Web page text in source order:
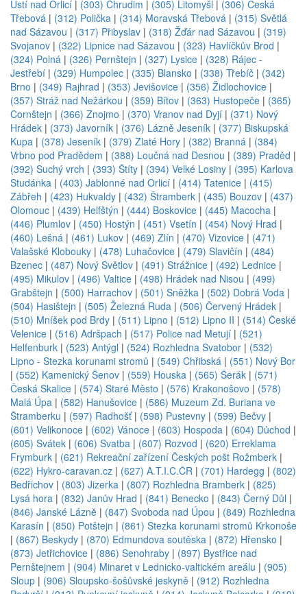
Ústí nad Orlicí | (303) Chrudim | (305) Litomyšl | (306) Česká
Třebová | (312) Polička | (314) Moravská Třebová | (315) Světlá
nad Sázavou | (317) Přibyslav | (318) Žďár nad Sázavou | (319)
Svojanov | (322) Lipnice nad Sázavou | (323) Havlíčkův Brod |
(324) Polná | (326) Pernštejn | (327) Lysice | (328) Rájec -
Jestřebí | (329) Humpolec | (335) Blansko | (338) Třebíč | (342)
Brno | (349) Rajhrad | (353) Jevišovice | (356) Židlochovice |
(357) Stráž nad Nežárkou | (359) Bítov | (363) Hustopeče | (365)
Cornštejn | (366) Znojmo | (370) Vranov nad Dyjí | (371) Nový
Hrádek | (373) Javorník | (376) Lázně Jeseník | (377) Biskupská
Kupa | (378) Jeseník | (379) Zlaté Hory | (382) Branná | (384)
Vrbno pod Pradědem | (388) Loučná nad Desnou | (389) Praděd |
(392) Suchý vrch | (393) Štíty | (394) Velké Losiny | (395) Karlova
Studánka | (403) Jablonné nad Orlicí | (414) Tatenice | (415)
Zábřeh | (423) Hukvaldy | (432) Štramberk | (435) Bouzov | (437)
Olomouc | (439) Helfštýn | (444) Boskovice | (445) Macocha |
(446) Plumlov | (450) Hostýn | (451) Vsetín | (454) Nový Hrad |
(460) Lešná | (461) Lukov | (469) Zlín | (470) Vizovice | (471)
Valašské Klobouky | (478) Luhačovice | (479) Slavičín | (484)
Bzenec | (487) Nový Světlov | (491) Strážnice | (492) Lednice |
(495) Mikulov | (496) Valtice | (498) Hrádek nad Nisou | (499)
Grabštejn | (500) Harrachov | (501) Sněžka | (502) Dobrá Voda |
(504) Hasištejn | (505) Železná Ruda | (506) Červený Hrádek |
(510) Mníšek pod Brdy | (511) Lipno | (512) Lipno II | (514) České
Velenice | (516) Adršpach | (517) Police nad Metují | (521)
Helfenburk | (523) Antýgl | (524) Rozhledna Svatobor | (532)
Lipno - Stezka korunami stromů | (549) Chřibská | (551) Nový Bor
| (552) Kamenický Šenov | (559) Houska | (565) Šerák | (571)
Česká Skalice | (574) Staré Město | (576) Krakonošovo | (578)
Malá Úpa | (582) Hanušovice | (586) Muzeum Zd. Buriana ve
Štramberku | (597) Radhošť| (598) Pustevny | (599) Bečvy |
(601) Velikonoce | (602) Vánoce | (603) Hospoda | (604) Důchod |
(605) Svátek | (606) Svatba | (607) Rozvod | (620) Erreklama
Frymburk | (621) Rekreační zařízení Českých pošt Rožmberk |
(622) Hykro-caravan.cz | (627) A.T.I.C.ČR | (701) Hardegg | (802)
Bedřichov | (803) Jizerka | (807) Rozhledna Bramberk | (825)
Lysá hora | (832) Janův Hrad | (841) Benecko | (843) Černý Důl |
(846) Janské Lázně | (847) Svoboda nad Úpou | (849) Rozhledna
Karasín | (850) Potštejn | (861) Stezka korunami stromů Krkonoše
| (867) Beskydy | (870) Edmundova soutěska | (872) Hřensko |
(873) Jetřichovice | (886) Senohraby | (897) Bystřice nad
Pernštejnem | (904) Minaret v Lednicko-valtickém areálu | (905)
Sloup | (906) Sloupsko-šošůvské jeskyně | (912) Rozhledna